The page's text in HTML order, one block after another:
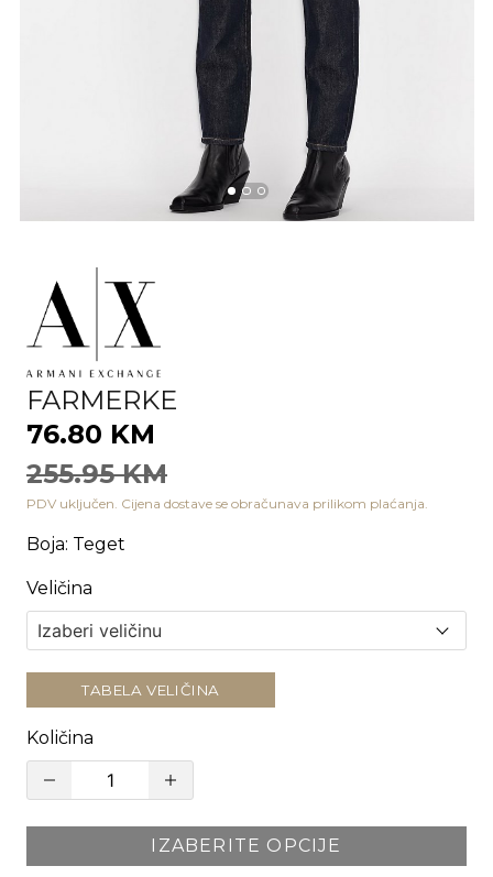
FARMERKE
76.80 KM
255.95 KM
PDV uključen. Cijena dostave se obračunava prilikom plaćanja.
Boja: Teget
Veličina
TABELA VELIČINA
Količina
IZABERITE OPCIJE